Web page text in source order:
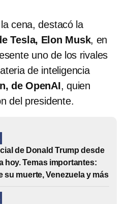
cena, destacó la
Tesla, Elon Musk, en
uno de los rivales
de inteligencia
de OpenAI, quien
del presidente.
de Donald Trump desde
hoy. Temas importantes:
su muerte, Venezuela y más